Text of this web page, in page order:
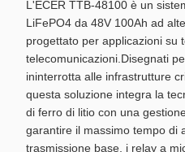
L'ECER TTB-48100 è un
LiFePO4 da 48V 100Ah ad
progettato per applicazioni su
telecomunicazioni.Disegnati
ininterrotta alle infrastrutture
questa soluzione integra la
di ferro di litio con una
garantire il massimo tempo di
trasmissione base, i relay a